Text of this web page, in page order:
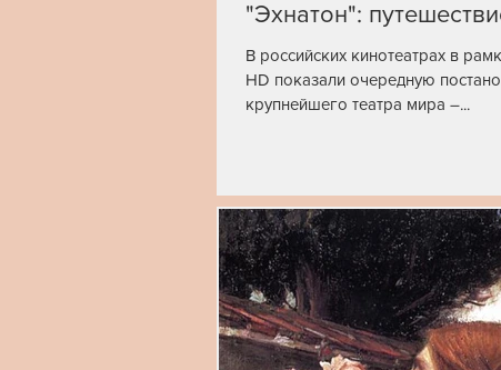
"Эхнатон":
В российских кинотеатрах в
HD показали очередную
крупнейшего театра мира –...